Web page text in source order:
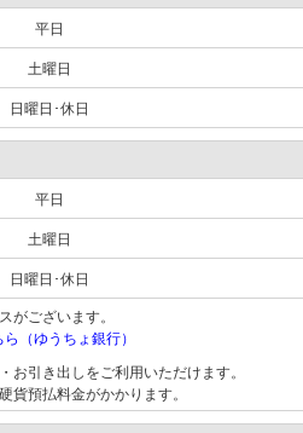
平日
土曜日
日曜日･休日
平日
土曜日
日曜日･休日
ございます。
（ゆうちょ銀行）
引き出しをご利用いただけます。
預払料金がかかります。